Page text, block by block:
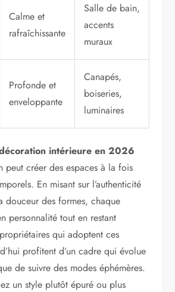
Calme et
rafraîchissante
Salle de bain,
accents
muraux
Profonde et
enveloppante
Canapés,
boiseries,
luminaires
intérieure en 2026
peut créer des espaces à la fois
En misant sur l’authenticité
douceur des formes, chaque
personnalité tout en restant
qui adoptent ces
profitent d’un cadre qui évolue
de suivre des modes éphémères.
un style plutôt épuré ou plus